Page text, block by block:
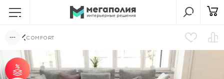
COMFORT
от 60 м² - скидка 6%.